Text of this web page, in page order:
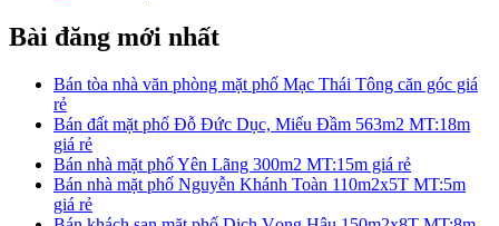
Bài đăng mới nhất
Bán tòa nhà văn phòng mặt phố Mạc Thái Tông căn góc giá
rẻ
Bán đất mặt phố Đỗ Đức Dục, Miếu Đầm 563m2 MT:18m
giá rẻ
Bán nhà mặt phố Yên Lãng 300m2 MT:15m giá rẻ
Bán nhà mặt phố Nguyễn Khánh Toàn 110m2x5T MT:5m
giá rẻ